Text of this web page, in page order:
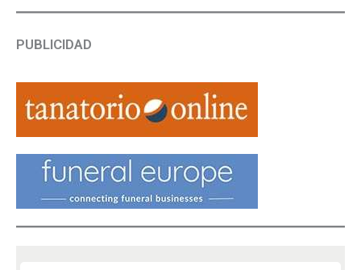
PUBLICIDAD